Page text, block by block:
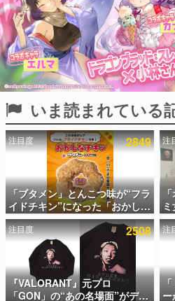
アプリセール情報
インタビュー
連載・特集一覧
殿堂入り記事
SNS拡散数が数千以上！
ど。多くの人々に読まれ
事をまとめました。
ゲームの企画書
名作ゲームクリエイター
聞きし、ヒットする企画
きます。
赫本
この物語を解いてはいけ
の形をした短編ホラー小
新世代に訊く
これからのデジタルゲー
の姿を追い、彼らのルー
いま読まれている
注目度 2849
「ブタメン」とんこつ味が“フラ
イドチキン”になった「おかしな
チキン」が登場。8月11日より
全国のセブンイレブンで順次発
売、 「ブタメンくん」がデザイ
ンされた専用袋が先着でついて
くるキャンペーンも実施
注
ゲ
「
や
注目度 2508
『VALORANT』元プロ
「GON」の“あの名場面”がデザ
注